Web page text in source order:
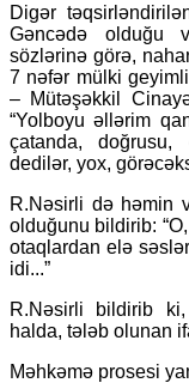
Digər
Gəncədə olduğu
sözlərinə görə,
7 nəfər mülki
– Mütəşəkkil
“Yolboyu əllərim
çatanda, doğrusu,
dedilər, yox,
R.Nəsirli də həmin
olduğunu bildirib: “O,
otaqlardan elə
idi...”
R.Nəsirli bildirib
halda, tələb olunan
Məhkəmə prosesi